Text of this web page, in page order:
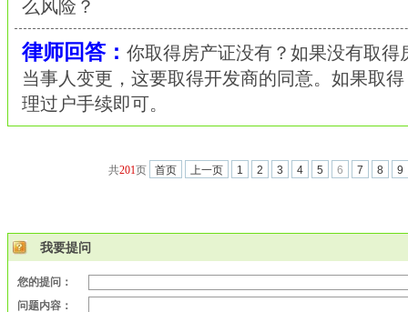
么风险？
律师回答： 你取得房产证没有？如果没有取得
当事人变更，这要取得开发商的同意。如果取
理过户手续即可。
共201页 首页 上一页 1 2 3 4 5 6 7 8 9
我要提问
您的提问：
问题内容：